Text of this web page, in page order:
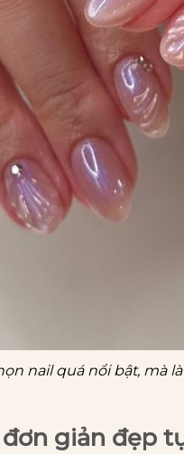
nail quá nổi bật, mà
giản đẹp